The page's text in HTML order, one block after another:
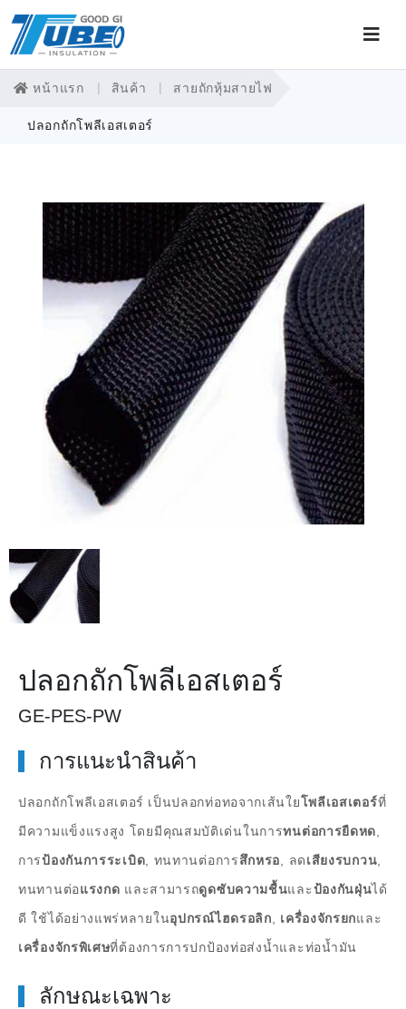
หน้าแรก สินค้า สายถักหุ้มสายไฟ
ปลอกถักโพลีเอสเตอร์
ปลอกถักโพลีเอสเตอร์
GE-PES-PW
การแนะนำสินค้า
ปลอกถักโพลีเอสเตอร์ เป็นปลอกท่อทอจากเส้นใยโพลีเอสเตอร์ที่
มีความแข็งแรงสูง โดยมีคุณสมบัติเด่นในการทนต่อการยืดหด
การป้องกันการระเบิด , ทนทานต่อการสึกหรอ , ลดเสียงรบกวน
ทนทานต่อแรงกด และสามารถดูดซับความชื้นและป้องกันฝุ่นได้
ดี ใช้ได้อย่างแพร่หลายในอุปกรณ์ไฮดรอลิก เครื่องจักรยกและ
เครื่องจักรพิเศษที่ต้องการการปกป้องท่อส่งน้ำและท่อน้ำมัน
ลักษณะเฉพาะ